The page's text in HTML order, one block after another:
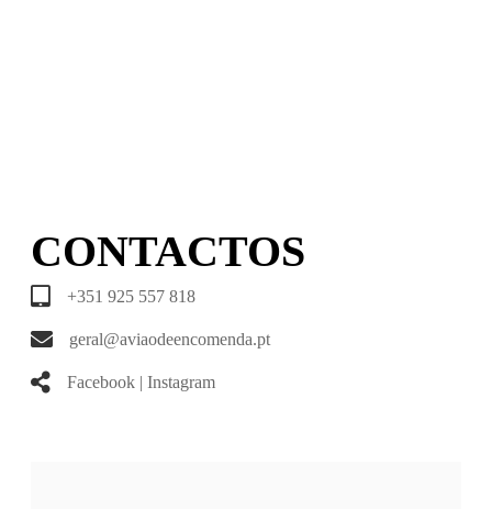
CONTACTOS
+351 925 557 818
geral@aviaodeencomenda.pt
Facebook | Instagram